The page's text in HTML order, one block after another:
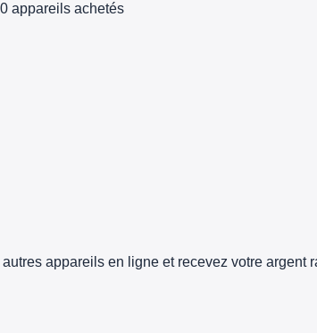
appareils achetés
appareils en ligne et recevez votre argent